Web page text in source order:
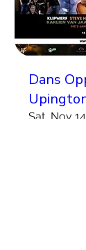
Dans
Sat, Nov 14